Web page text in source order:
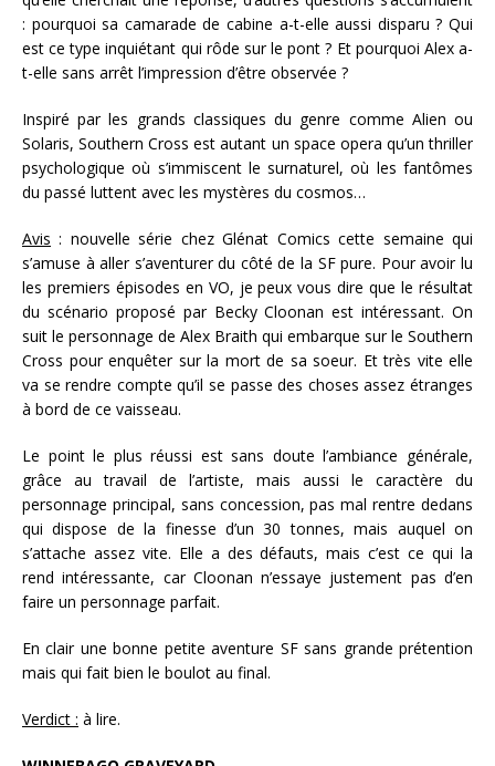
: pourquoi sa camarade de cabine a-t-elle aussi disparu ? Qui
est ce type inquiétant qui rôde sur le pont ? Et pourquoi Alex a-
t-elle sans arrêt l’impression d’être observée ?
Inspiré par les grands classiques du genre comme Alien ou
Solaris, Southern Cross est autant un space opera qu’un thriller
psychologique où s’immiscent le surnaturel, où les fantômes
du passé luttent avec les mystères du cosmos…
Avis : nouvelle série chez Glénat Comics cette semaine qui
s’amuse à aller s’aventurer du côté de la SF pure. Pour avoir lu
les premiers épisodes en VO, je peux vous dire que le résultat
du scénario proposé par Becky Cloonan est intéressant. On
suit le personnage de Alex Braith qui embarque sur le Southern
Cross pour enquêter sur la mort de sa soeur. Et très vite elle
va se rendre compte qu’il se passe des choses assez étranges
à bord de ce vaisseau.
Le point le plus réussi est sans doute l’ambiance générale,
grâce au travail de l’artiste, mais aussi le caractère du
personnage principal, sans concession, pas mal rentre dedans
qui dispose de la finesse d’un 30 tonnes, mais auquel on
s’attache assez vite. Elle a des défauts, mais c’est ce qui la
rend intéressante, car Cloonan n’essaye justement pas d’en
faire un personnage parfait.
En clair une bonne petite aventure SF sans grande prétention
mais qui fait bien le boulot au final.
Verdict : à lire.